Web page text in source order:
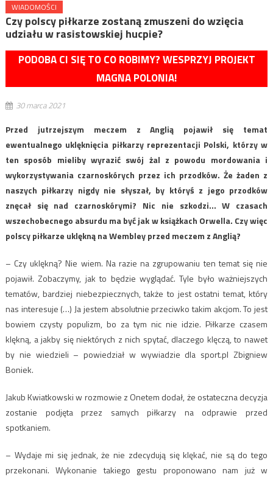
WIADOMOŚCI
Czy polscy piłkarze zostaną zmuszeni do wzięcia
udziału w rasistowskiej hucpie?
PODOBA CI SIĘ TO CO ROBIMY? WESPRZYJ PROJEKT
MAGNA POLONIA!
30 marca 2021
Przed jutrzejszym meczem z Anglią pojawił się temat
ewentualnego uklęknięcia piłkarzy reprezentacji Polski, którzy w
ten sposób mieliby wyrazić swój żal z powodu mordowania i
wykorzystywania czarnoskórych przez ich przodków. Że żaden z
naszych piłkarzy nigdy nie słyszał, by któryś z jego przodków
znęcał się nad czarnoskórymi? Nic nie szkodzi… W czasach
wszechobecnego absurdu ma być jak w książkach Orwella. Czy więc
polscy piłkarze uklękną na Wembley przed meczem z Anglią?
– Czy uklękną? Nie wiem. Na razie na zgrupowaniu ten temat się nie
pojawił. Zobaczymy, jak to będzie wyglądać. Tyle było ważniejszych
tematów, bardziej niebezpiecznych, także to jest ostatni temat, który
nas interesuje (…) Ja jestem absolutnie przeciwko takim akcjom. To jest
bowiem czysty populizm, bo za tym nic nie idzie. Piłkarze czasem
klękną, a jakby się niektórych z nich spytać, dlaczego klęczą, to nawet
by nie wiedzieli – powiedział w wywiadzie dla sport.pl Zbigniew
Boniek.
Jakub Kwiatkowski w rozmowie z Onetem dodał, że ostateczna decyzja
zostanie podjęta przez samych piłkarzy na odprawie przed
spotkaniem.
– Wydaje mi się jednak, że nie zdecydują się klękać, nie są do tego
przekonani. Wykonanie takiego gestu proponowano nam już w